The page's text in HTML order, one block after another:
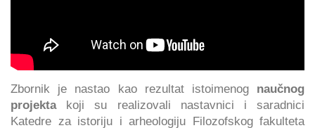
Zbornik je nastao kao rezultat istoimenog naučnog
projektakoji su realizovali nastavnici i saradnici
Katedre za istoriju i arheologiju Filozofskog fakulteta